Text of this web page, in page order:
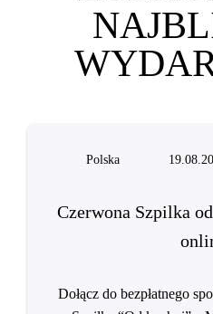
Polska
Czerwona Szpilka
Dołącz do bezpłatnego